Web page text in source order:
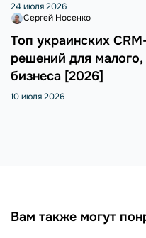
24 июля 2026
Сергей Носенко
Топ украинских
решений для малого,
бизнеса [2026]
10 июля 2026
Вам также могут